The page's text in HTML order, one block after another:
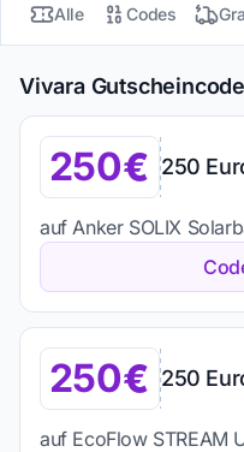
Alle Codes
Vivara
250 250
auf Anker SOLIX
250 250
auf EcoFlow STREAM